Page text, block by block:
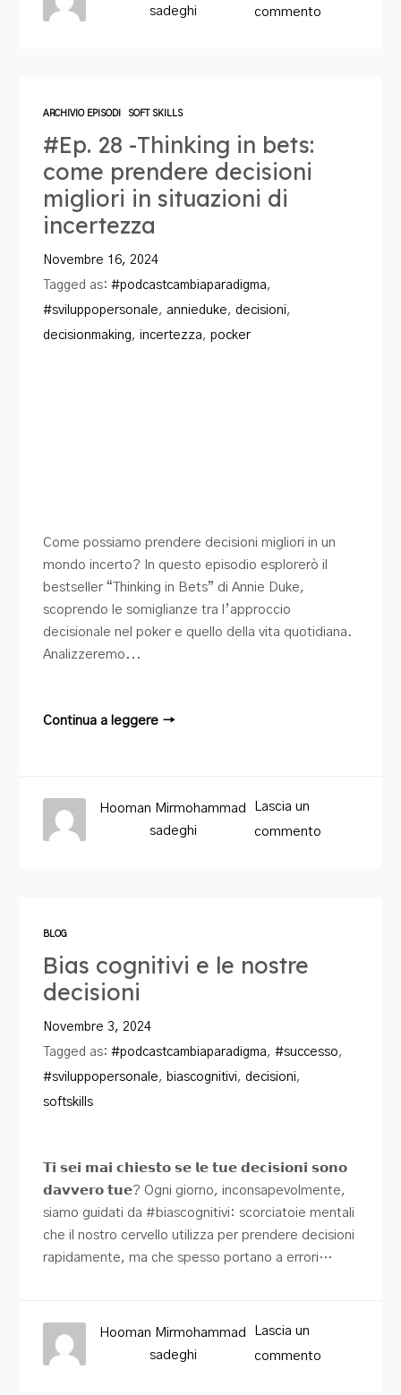
commento
sadeghi
ARCHIVIO EPISODI SOFT SKILLS
#Ep. 28 -Thinking in bets:
come prendere decisioni
migliori in situazioni di
incertezza
Novembre 16, 2024
Tagged as:#podcastcambiaparadigma,
#sviluppopersonale, annieduke,decisioni,
decisionmaking,incertezza,pocker
Come possiamo prendere decisioni migliori in un
mondo incerto? In questo episodio esplorerò il
bestseller “Thinking in Bets” di Annie Duke,
scoprendo le somiglianze tra l’approccio
decisionale nel poker e quello della vita quotidiana.
Analizzeremo...
Continua a leggere →
Lascia un
commento
Hooman Mirmohammad
sadeghi
BLOG
Bias cognitivi e le nostre
decisioni
Novembre 3, 2024
Tagged as:#podcastcambiaparadigma,#successo,
#sviluppopersonale, biascognitivi,decisioni,
softskills
𝗧𝗶 𝘀𝗲𝗶 𝗺𝗮𝗶 𝗰𝗵𝗶𝗲𝘀𝘁𝗼 𝘀𝗲 𝗹𝗲 𝘁𝘂𝗲 𝗱𝗲𝗰𝗶𝘀𝗶𝗼𝗻𝗶 𝘀𝗼𝗻𝗼
𝗱𝗮𝘃𝘃𝗲𝗿𝗼 𝘁𝘂𝗲? Ogni giorno, inconsapevolmente,
siamo guidati da #biascognitivi: scorciatoie mentali
che il nostro cervello utilizza per prendere decisioni
rapidamente, ma che spesso portano a errori…
Lascia un
commento
Hooman Mirmohammad
sadeghi